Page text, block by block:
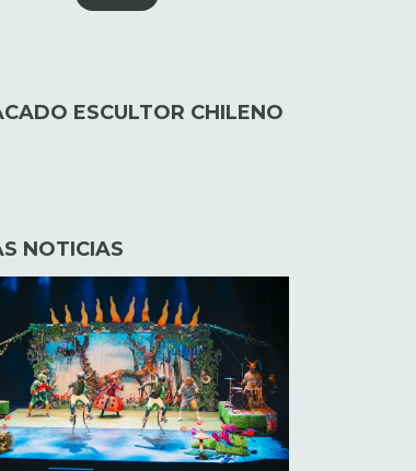
ESCULTOR CHILENO
NOTICIAS